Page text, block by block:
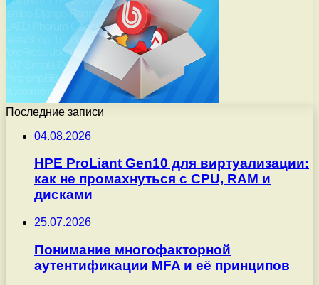
Последние записи
04.08.2026
HPE ProLiant Gen10 для виртуализации:
как не промахнуться с CPU, RAM и
дисками
25.07.2026
Понимание многофакторной
аутентификации MFA и её принципов